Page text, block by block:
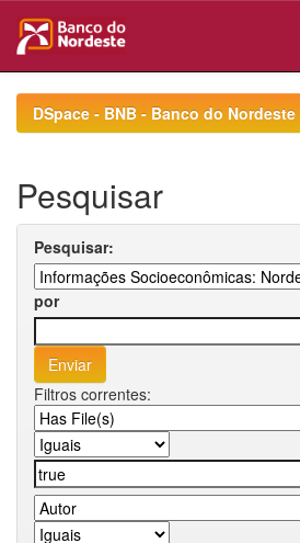
navigationDSpace - BNB - Banco do
Pesquisar
Pesquisar:
por
Filtros correntes: